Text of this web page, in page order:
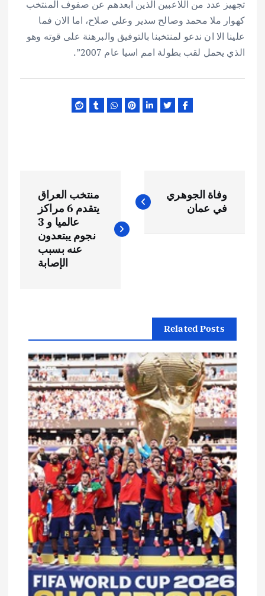
تجهيز عدد من اللاعبين الذين ابعدهم عن صفوف المنتخب
كهوار ملا محمد وصالح سدير وعلي صلاح، اما الان فما
علينا الا ان ندعو لمنتخبنا بالتوفيق والبرهنة على قوته وهو
الذي يحمل لقب بطولة امم اسيا عام 2007”.
ص
م
ق
ت
وفاة الجوهري
في عمان
منتخب العراق
يتقدم 6 مراكز
عالميا و 3
نجوم يبتعدون
عنه بسبب
الإصابة
Related Posts